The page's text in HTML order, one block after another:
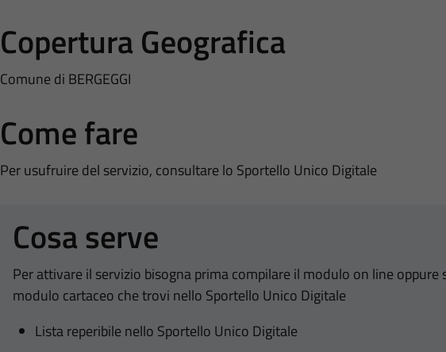
Copertura Geografica
Comune di BERGEGGI
Come fare
Per usufruire del servizio, consultare lo Sportello Unico Digitale
Cosa serve
Per attivare il servizio bisogna prima compilare il modulo on line oppure
modulo cartaceo che trovi nello Sportello Unico Digitale
Lista reperibile nello Sportello Unico Digitale